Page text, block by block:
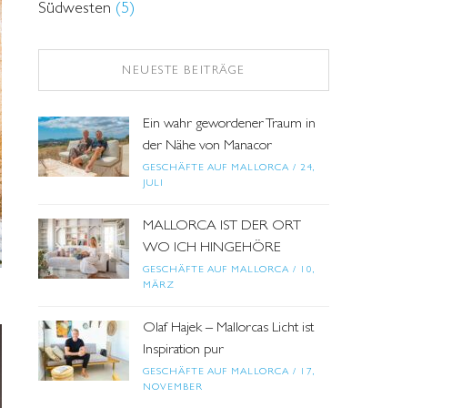
Südwesten (5)
NEUESTE BEITRÄGE
Ein wahr gewordener Traum in
der Nähe von Manacor
GESCHÄFTE AUF MALLORCA / 24,
JULI
MALLORCA IST DER ORT
WO ICH HINGEHÖRE
GESCHÄFTE AUF MALLORCA / 10,
MÄRZ
Olaf Hajek – Mallorcas Licht ist
Inspiration pur
GESCHÄFTE AUF MALLORCA / 17,
NOVEMBER